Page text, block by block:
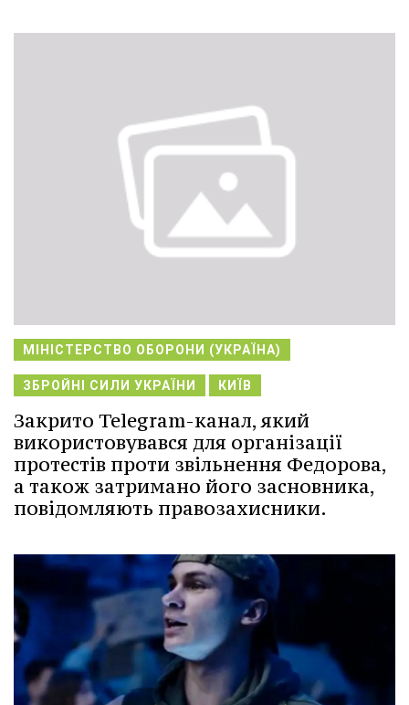
МІНІСТЕРСТВО ОБОРОНИ (УКРАЇНА)
ЗБРОЙНІ СИЛИ УКРАЇНИ КИЇВ
Закрито Telegram-канал, який
використовувався для організації
протестів проти звільнення Федорова,
а також затримано його засновника,
повідомляють правозахисники.